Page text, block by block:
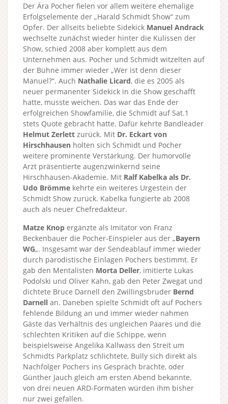
Der Ära Pocher fielen vor allem weitere ehemalige
Erfolgselemente der „Harald Schmidt Show“ zum
Opfer. Der allseits beliebte Sidekick Manuel Andrack
wechselte zunächst wieder hinter die Kulissen der
Show, schied 2008 aber komplett aus dem
Unternehmen aus. Pocher und Schmidt witzelten auf
der Bühne immer wieder „Wer ist denn dieser
Manuel?“. Auch Nathalie Licard, die es 2005 als
neuer permanenter Sidekick in die Show geschafft
hatte, musste weichen. Das war das Ende der
erfolgreichen Showfamilie, die Schmidt auf Sat.1
stets Quote gebracht hatte. Dafür kehrte Bandleader
Helmut Zerlett zurück. Mit Dr. Eckart von
Hirschhausen holten sich Schmidt und Pocher
weitere prominente Verstärkung. Der humorvolle
Arzt präsentierte augenzwinkernd seine
Hirschhausen-Akademie. Mit Ralf Kabelka als Dr.
Udo Brömme kehrte ein weiteres Urgestein der
Schmidt Show zurück. Kabelka fungierte ab 2008
auch als neuer Chefredakteur.
Matze Knop ergänzte als Imitator von Franz
Beckenbauer die Pocher-Einspieler aus der „Bayern
WG„. Insgesamt war der Sendeablauf immer wieder
durch parodistische Einlagen Pochers bestimmt. Er
gab den Mentalisten Morta Deller, imitierte Lukas
Podolski und Oliver Kahn, gab den Peter Zwegat und
dichtete Bruce Darnell den Zwillingsbruder Bernd
Darnell an. Daneben spielte Schmidt oft auf Pochers
fehlende Bildung an und immer wieder nahmen
Gäste das Verhältnis des ungleichen Paares und die
schlechten Kritiken auf die Schippe, wenn
beispielsweise Angelika Kallwass den Streit um
Schmidts Parkplatz schlichtete, Bully sich direkt als
Nachfolger Pochers ins Gespräch brachte, oder
Günther Jauch gleich am ersten Abend bekannte,
von drei neuen ARD-Formaten würden ihm bisher
nur zwei gefallen.